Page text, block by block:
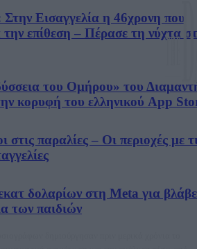
Εισαγγελία η 46χρονη που
την επίθεση – Πέρασε τη νύχτα
του Ομήρου» του
κορυφή του ελληνικού App
στις παραλίες – Οι περιοχές με
δολαρίων στη Meta για
των παιδιών